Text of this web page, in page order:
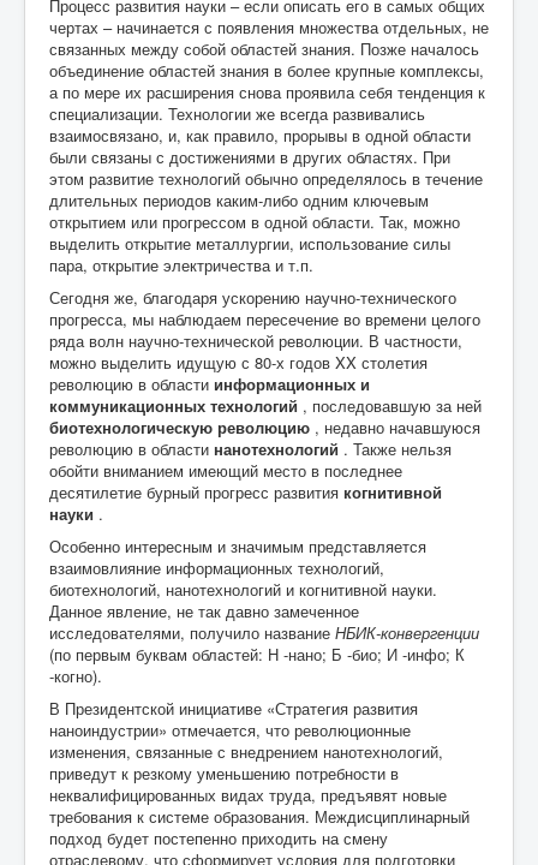
Процесс развития науки – если описать его в самых общих
чертах – начинается с появления множества отдельных, не
связанных между собой областей знания. Позже началось
объединение областей знания в более крупные комплексы,
а по мере их расширения снова проявила себя тенденция к
специализации. Технологии же всегда развивались
взаимосвязано, и, как правило, прорывы в одной области
были связаны с достижениями в других областях. При
этом развитие технологий обычно определялось в течение
длительных периодов каким-либо одним ключевым
открытием или прогрессом в одной области. Так, можно
выделить открытие металлургии, использование силы
пара, открытие электричества и т.п.
Сегодня же, благодаря ускорению научно-технического
прогресса, мы наблюдаем пересечение во времени целого
ряда волн научно-технической революции. В частности,
можно выделить идущую с 80-х годов XX столетия
революцию в области информационных и
коммуникационных технологий , последовавшую за ней
биотехнологическую революцию , недавно начавшуюся
революцию в области нанотехнологий . Также нельзя
обойти вниманием имеющий место в последнее
десятилетие бурный прогресс развития когнитивной
науки .
Особенно интересным и значимым представляется
взаимовлияние информационных технологий,
биотехнологий, нанотехнологий и когнитивной науки.
Данное явление, не так давно замеченное
исследователями, получило название НБИК-конвергенции
(по первым буквам областей: Н -нано; Б -био; И -инфо; К
-когно).
В Президентской инициативе «Стратегия развития
наноиндустрии» отмечается, что революционные
изменения, связанные с внедрением нанотехнологий,
приведут к резкому уменьшению потребности в
неквалифицированных видах труда, предъявят новые
требования к системе образования. Междисциплинарный
подход будет постепенно приходить на смену
отраслевому, что сформирует условия для подготовки